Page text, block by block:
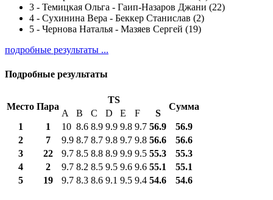
3 - Темицкая Ольга - Гаип-Назаров Джани (22)
4 - Сухинина Вера - Беккер Станислав (2)
5 - Чернова Наталья - Мазяев Сергей (19)
подробные результаты ...
Подробные результаты
Место Пара
TS
Сумма
A B C D E F
S
1
1 10 8.6 8.9 9.9 9.8 9.7 56.9
56.9
2
7 9.9 8.7 8.7 9.8 9.7 9.8 56.6
56.6
3
22 9.7 8.5 8.8 8.9 9.9 9.5 55.3
55.3
4
2 9.7 8.2 8.5 9.5 9.6 9.6 55.1
55.1
5
19 9.7 8.3 8.6 9.1 9.5 9.4 54.6 54.6